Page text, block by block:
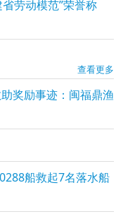
劳动模范”荣誉称
查看更多
奖励事迹：闽福鼎渔
船救起7名落水船